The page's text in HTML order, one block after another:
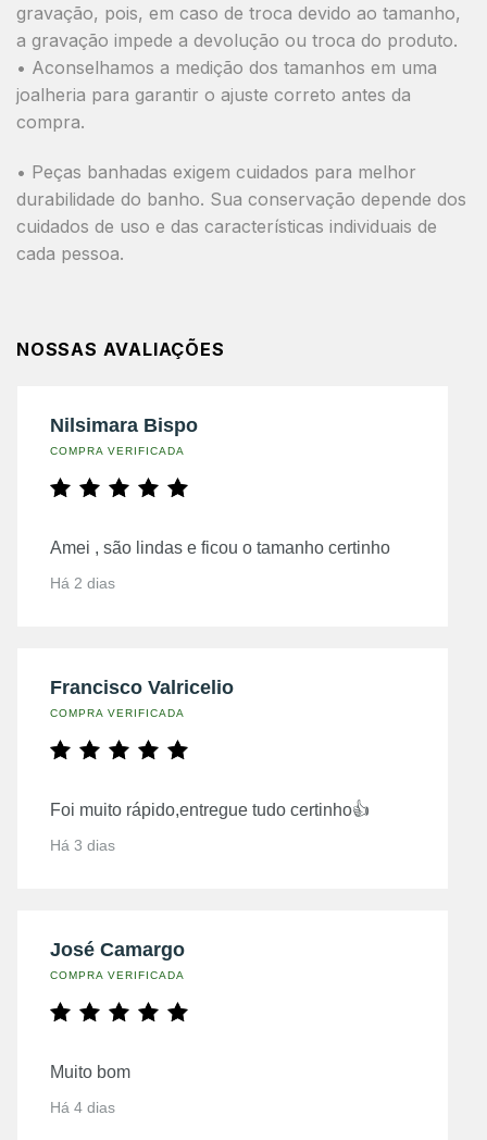
gravação, pois, em caso de troca devido ao tamanho,
a gravação impede a devolução ou troca do produto.
• Aconselhamos a medição dos tamanhos em uma
joalheria para garantir o ajuste correto antes da
compra.
• Peças banhadas exigem cuidados para melhor
durabilidade do banho. Sua conservação depende dos
cuidados de uso e das características individuais de
cada pessoa.
NOSSAS AVALIAÇÕES
Nilsimara Bispo
COMPRA VERIFICADA
Amei , são lindas e ficou o tamanho certinho
Há 2 dias
Francisco Valricelio
COMPRA VERIFICADA
Foi muito rápido,entregue tudo certinho👍
Há 3 dias
José Camargo
COMPRA VERIFICADA
Muito bom
Há 4 dias